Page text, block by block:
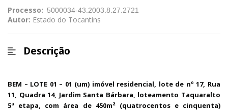
Processo:
Autor: Estado do Tocantins
Descrição
BEM – LOTE 01 – 01 (um) imóvel residencial, lote de nº 17, Rua
11, Quadra 14, Jardim Santa Bárbara, loteamento Taquaralto
5ª etapa, com área de 450m² (quatrocentos e cinquenta)